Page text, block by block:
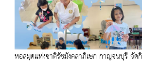
หอสมุดแห่งชาติรัชมังคลาภิเษก กาญจนบุรี จัด